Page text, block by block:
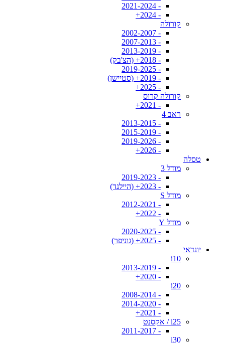
- 2021-2024
- 2024+
קורולה
- 2002-2007
- 2007-2013
- 2013-2019
- 2018+ (הצ'בק)
- 2019-2025
- 2019+ (סטיישן)
- 2025+
קורולה קרוס
- 2021+
ראב 4
- 2013-2015
- 2015-2019
- 2019-2026
- 2026+
טסלה
מודל 3
- 2019-2023
- 2023+ (היילנד)
מודל S
- 2012-2021
- 2022+
מודל Y
- 2020-2025
- 2025+ (גוניפר)
יונדאי
i10
- 2013-2019
- 2020+
i20
- 2008-2014
- 2014-2020
- 2021+
i25 / אקסנט
- 2011-2017
i30